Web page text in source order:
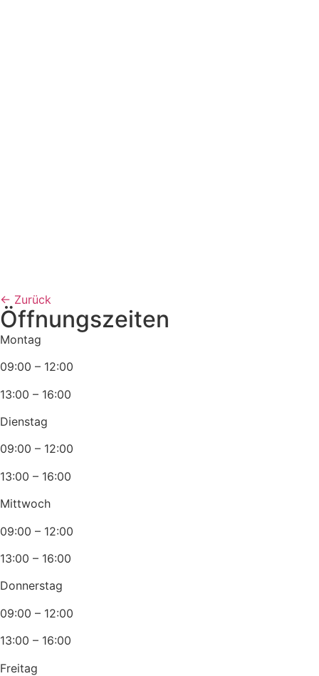
← Zurück
Öffnungszeiten
Montag
09:00 – 12:00
13:00 – 16:00
Dienstag
09:00 – 12:00
13:00 – 16:00
Mittwoch
09:00 – 12:00
13:00 – 16:00
Donnerstag
09:00 – 12:00
13:00 – 16:00
Freitag